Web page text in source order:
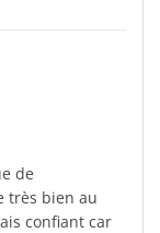
de
très bien au
confiant car